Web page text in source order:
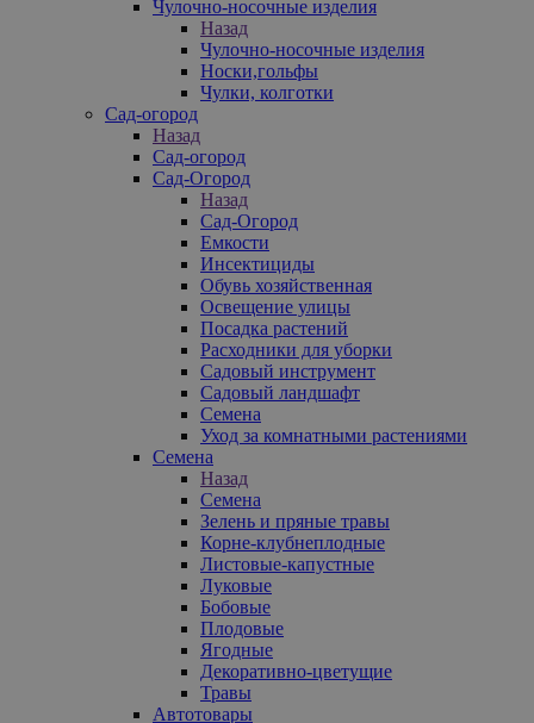
Чулочно-носочные изделия
Назад
Чулочно-носочные изделия
Носки,гольфы
Чулки, колготки
Сад-огород
Назад
Сад-огород
Сад-Огород
Назад
Сад-Огород
Емкости
Инсектициды
Обувь хозяйственная
Освещение улицы
Посадка растений
Расходники для уборки
Садовый инструмент
Садовый ландшафт
Семена
Уход за комнатными растениями
Семена
Назад
Семена
Зелень и пряные травы
Корне-клубнеплодные
Листовые-капустные
Луковые
Бобовые
Плодовые
Ягодные
Декоративно-цветущие
Травы
Автотовары